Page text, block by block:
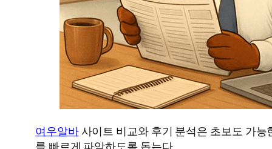
여우알바사이트 비교와 후기 분석은 초보도 가